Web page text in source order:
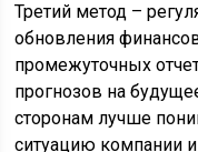
Третий метод –
обновления
промежуточных
прогнозов на
сторонам лучше
ситуацию компании